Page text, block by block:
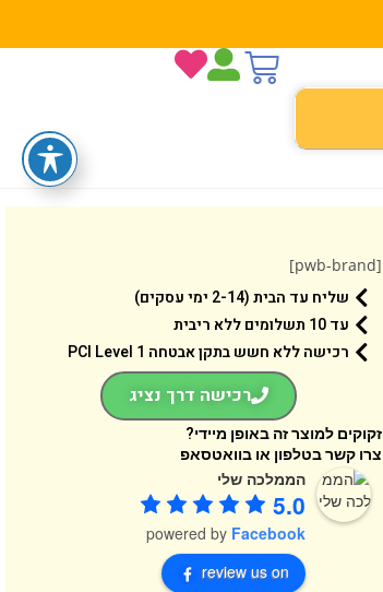
[pwb-brand]
שליח עד הבית (2-14 ימי עסקים)
עד 10 תשלומים ללא ריבית
רכישה ללא חשש בתקן אבטחה 1 PCI Level
רכישה דרך נציג
זקוקים למוצר זה באופן מיידי?
צרו קשר בטלפון או בוואטסאפ
הממלכה שלי
5.0
powered by Facebook
review us on